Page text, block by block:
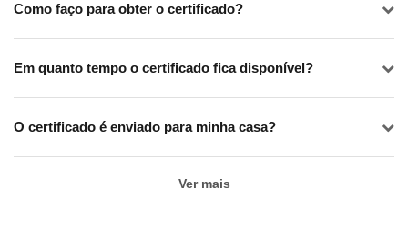
Como faço para obter o certificado?
Em quanto tempo o certificado fica disponível?
O certificado é enviado para minha casa?
Ver mais